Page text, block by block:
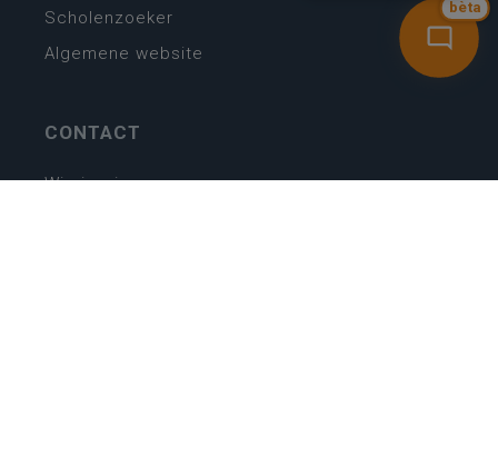
bèta
Scholenzoeker
Algemene website
CONTACT
Wie is wie